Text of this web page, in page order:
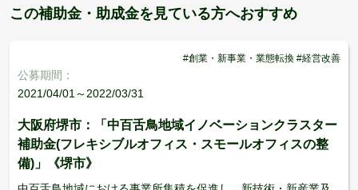
この補助金・助成金を見ている方へおすすめ
#創業・新事業・業態転換 #経営改善
公募期間：
2021/04/01～2022/03/31
大阪府堺市：「中百舌鳥地域イノベーションクラスター
補助金(フレキシブルオフィス・スモールオフィスの整
備)」《堺市》